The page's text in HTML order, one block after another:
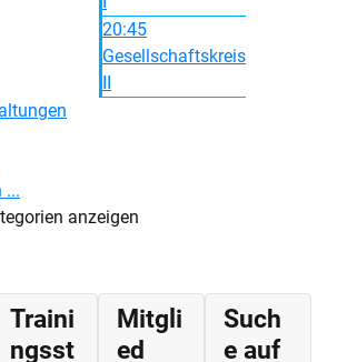
20:45
Gesellschaftskreis
...
anzeigen
Traini
ngsst
Mitgli
ed
Such
e auf